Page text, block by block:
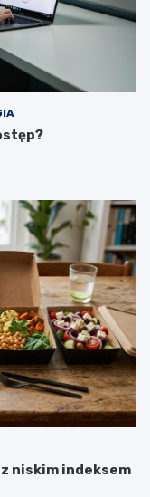
niskim indeksem